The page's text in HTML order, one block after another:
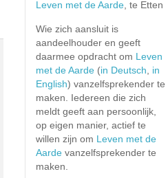
Leven met de Aarde, te Etten
Wie zich aansluit is
aandeelhouder en geeft
daarmee opdracht om Leven
met de Aarde(in Deutsch
in
English) vanzelfsprekender te
maken. Iedereen die zich
meldt geeft aan persoonlijk,
op eigen manier, actief te
willen zijn om Leven met de
Aardevanzelfsprekender te
maken.